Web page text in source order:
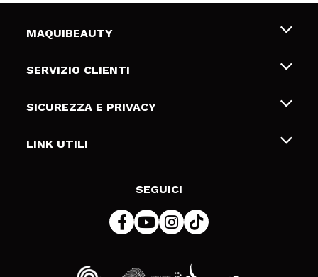
MAQUIBEAUTY
Chi siamo
Gift Cards
SERVIZIO CLIENTI
Spedizioni & Resi
Metodi di pagamamento
SICUREZZA E PRIVACY
Termini e condizioni
LINK UTILI
SEGUICI